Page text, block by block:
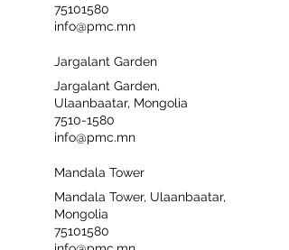
75101580
info@pmc.mn
Jargalant Garden
Jargalant Garden,
Ulaanbaatar, Mongolia
7510-1580
info@pmc.mn
Mandala Tower
Mandala Tower, Ulaanbaatar,
Mongolia
75101580